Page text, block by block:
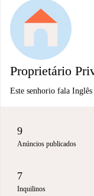
Proprietário
Este senhorio fala Inglês
9
Anúncios publicados
7
Inquilinos